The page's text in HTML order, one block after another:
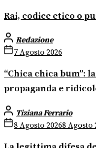
Rai, codice etico o
Redazione
7 Agosto 2026
“Chica chica bum”:
propaganda e
Tiziana Ferrario
8 Agosto 20268 Agosto